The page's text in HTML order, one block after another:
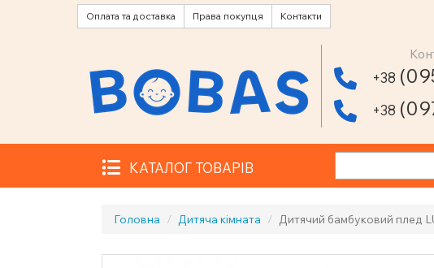
Оплата та доставка Права покупця Контакти
+38
+38
КАТАЛОГ ТОВАРІВ
Головна Дитяча кімната Дитячий бамбуковий плед